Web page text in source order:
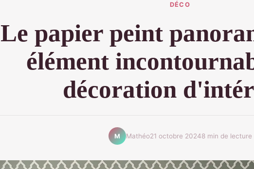
DÉCO
Le papier peint
élément
décoration
M Mathéo21 octobre 20248 min de lecture